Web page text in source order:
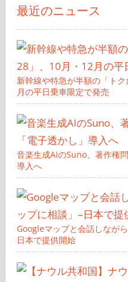
最近のニュース
新幹線や特急が半額の「ト
月の平日乗車限定で発売
音楽生成AIのSuno、著作権
導入へ
Googleマップと会話しなが
日本で提供開始